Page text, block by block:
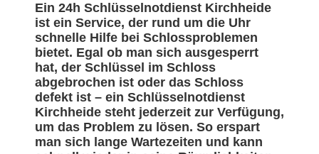
Ein 24h Schlüsselnotdienst Kirchheide
ist ein Service, der rund um die Uhr
schnelle Hilfe bei Schlossproblemen
bietet. Egal ob man sich ausgesperrt
hat, der Schlüssel im Schloss
abgebrochen ist oder das Schloss
defekt ist – ein Schlüsselnotdienst
Kirchheide steht jederzeit zur Verfügung,
um das Problem zu lösen. So erspart
man sich lange Wartezeiten und kann